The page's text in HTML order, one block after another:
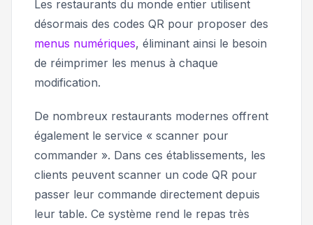
Les restaurants du monde entier utilisent
désormais des codes QR pour proposer des
menus numériques, éliminant ainsi le besoin
de réimprimer les menus à chaque
modification.
De nombreux restaurants modernes offrent
également le service « scanner pour
commander ». Dans ces établissements, les
clients peuvent scanner un code QR pour
passer leur commande directement depuis
leur table. Ce système rend le repas très